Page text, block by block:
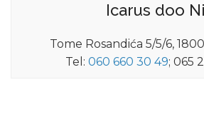
Icarus doo
Tome Rosandića 5/5/6,
Tel: 060 660 30 49; 065